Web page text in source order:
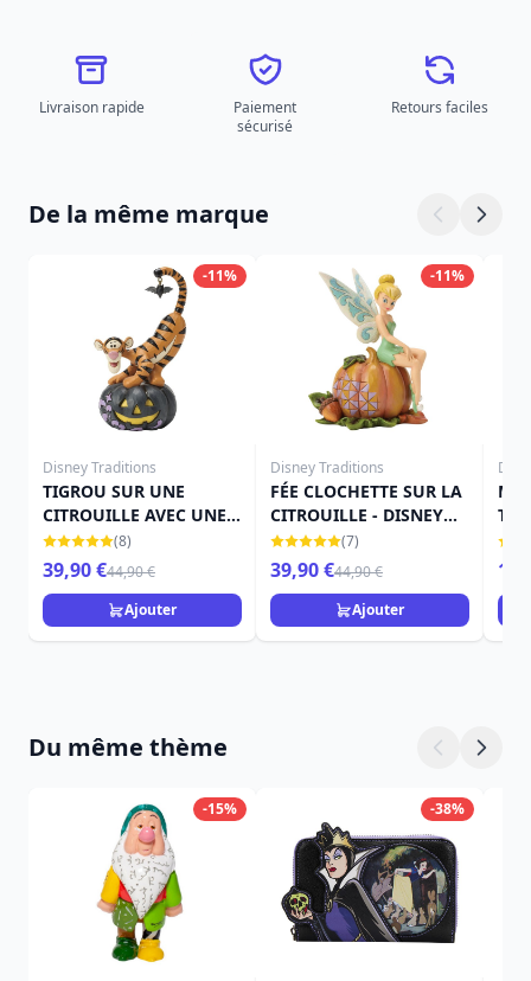
Livraison rapide
Paiement
sécurisé
Retours faciles
De la même marque
-11%
Disney Traditions
TIGROU SUR UNE
CITROUILLE AVEC UNE
CHAUVE-SOURIS -
DISNEY TRADITIONS
(8)
39,90 €44,90 €
Ajouter
-11%
Disney Traditions
FÉE CLOCHETTE SUR LA
CITROUILLE - DISNEY
TRADITIONS
(7)
39,90 €44,90 €
Ajouter
Du même thème
-15% -38%